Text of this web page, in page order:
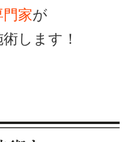
家が
します！